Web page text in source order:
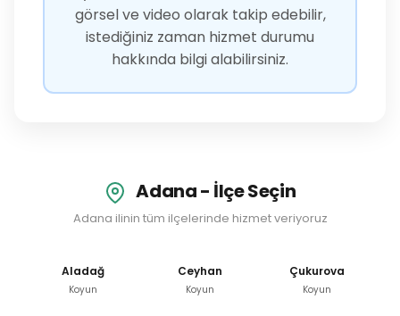
görsel ve video olarak takip edebilir,
istediğiniz zaman hizmet durumu
hakkında bilgi alabilirsiniz.
Adana - İlçe Seçin
Adana ilinin tüm ilçelerinde hizmet veriyoruz
Aladağ
Koyun
Ceyhan
Koyun
Çukurova
Koyun